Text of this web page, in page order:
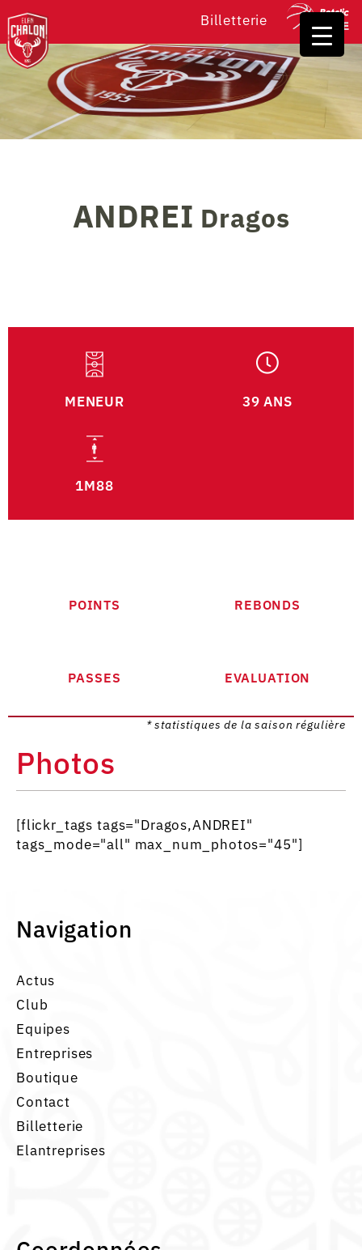
Billetterie
ANDREI Dragos
MENEUR 39 ANS
1M88
POINTS REBONDS
PASSES EVALUATION
* statistiques de la saison régulière
Photos
[flickr_tags tags="Dragos,ANDREI"
tags_mode="all" max_num_photos="45"]
Navigation
Actus
Club
Equipes
Entreprises
Boutique
Contact
Billetterie
Elantreprises